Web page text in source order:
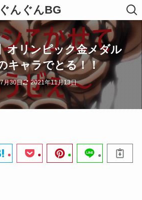
ぐんぐんBG
オリンピック金メダル
キャラでとる！！
月30日 2021年11月13日